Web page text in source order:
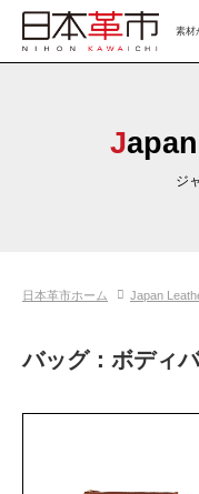
素材
革市通信
ジ
日本革市ホーム Japan
バッグ：ボディ